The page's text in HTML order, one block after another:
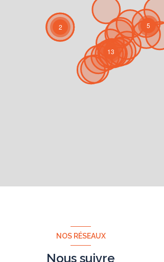
2 5
13
NOS RÉSEAUX
Nous suivre